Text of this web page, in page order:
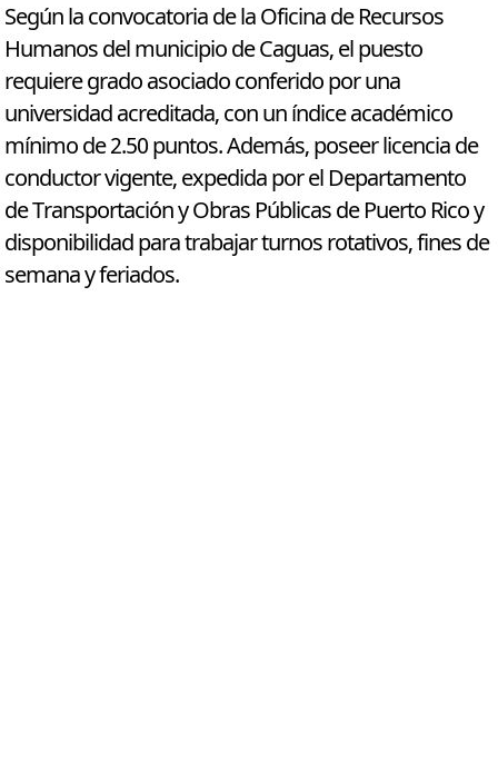
Según la convocatoria de la Oficina de Recursos
Humanos del municipio de Caguas, el puesto
requiere grado asociado conferido por una
universidad acreditada, con un índice académico
mínimo de 2.50 puntos. Además, poseer licencia de
conductor vigente, expedida por el Departamento
de Transportación y Obras Públicas de Puerto Rico y
disponibilidad para trabajar turnos rotativos, fines de
semana y feriados.